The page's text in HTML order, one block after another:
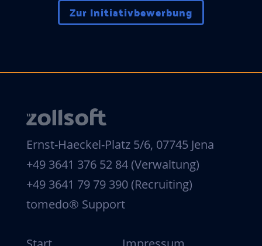
Zur Initiativbewerbung
Ernst-Haeckel-Platz 5/6, 07745 Jena
+49 3641 376 52 84 (Verwaltung)
+49 3641 79 79 390 (Recruiting)
tomedo® Support